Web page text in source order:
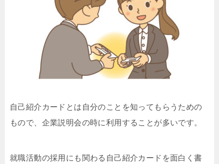
自己紹介カードとは自分のことを知ってもらうための
もので、企業説明会の時に利用することが多いです。
就職活動の採用にも関わる自己紹介カードを面白く書